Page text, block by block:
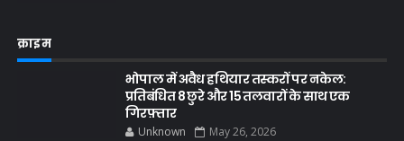
क्राइम
भोपाल में अवैध हथियार तस्करों पर नकेल:
प्रतिबंधित 8 छुरे और 15 तलवारों के साथ एक
गिरफ़्तार
Unknown May 26, 2026